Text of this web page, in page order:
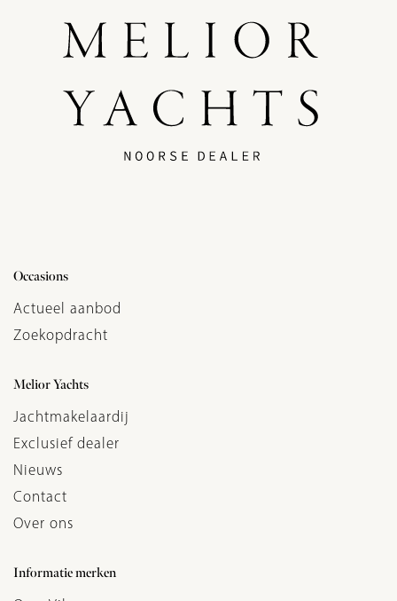
Occasions
Actueel aanbod
Zoekopdracht
Melior Yachts
Jachtmakelaardij
Exclusief dealer
Nieuws
Contact
Over ons
Informatie merken